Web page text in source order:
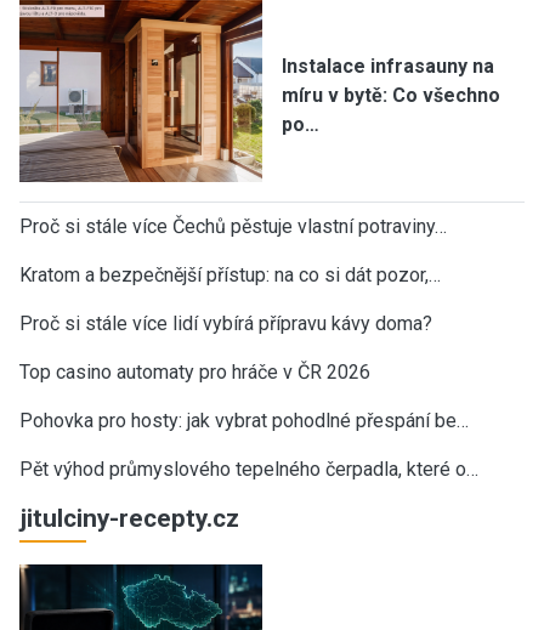
Instalace infrasauny na
míru v bytě: Co všechno
po…
Proč si stále více Čechů pěstuje vlastní potraviny…
Kratom a bezpečnější přístup: na co si dát pozor,…
Proč si stále více lidí vybírá přípravu kávy doma?
Top casino automaty pro hráče v ČR 2026
Pohovka pro hosty: jak vybrat pohodlné přespání be…
Pět výhod průmyslového tepelného čerpadla, které o…
jitulciny-recepty.cz